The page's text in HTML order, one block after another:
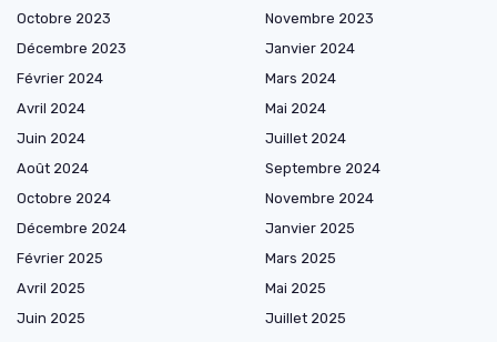
Octobre 2023
Novembre 2023
Décembre 2023
Janvier 2024
Février 2024
Mars 2024
Avril 2024
Mai 2024
Juin 2024
Juillet 2024
Août 2024
Septembre 2024
Octobre 2024
Novembre 2024
Décembre 2024
Janvier 2025
Février 2025
Mars 2025
Avril 2025
Mai 2025
Juin 2025
Juillet 2025